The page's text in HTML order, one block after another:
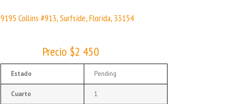
9195 Collins #913, Surfside, Florida, 33154
Precio $2 450
Estado Pending
Cuarto 1